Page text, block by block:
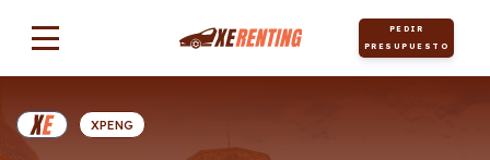
PEDIR
PRESUPUESTO
XPENG